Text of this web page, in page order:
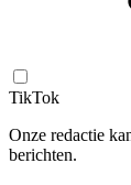
TikTok
Onze redactie
berichten.